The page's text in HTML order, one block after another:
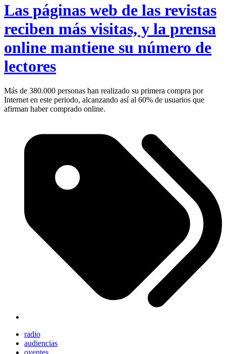
Las páginas web de las revistas
reciben más visitas, y la prensa
online mantiene su número de
lectores
Más de 380.000 personas han realizado su primera compra por
Internet en este periodo, alcanzando así al 60% de usuarios que
afirman haber comprado online.
radio
audiencias
oyentes